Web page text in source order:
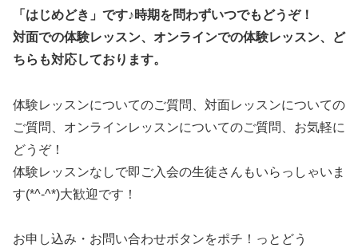
「はじめどき」です♪時期を問わずいつでもどうぞ！
対面での体験レッスン、オンラインでの体験レッスン、ど
ちらも対応しております。
体験レッスンについてのご質問、対面レッスンについての
ご質問、オンラインレッスンについてのご質問、お気軽に
どうぞ！
体験レッスンなしで即ご入会の生徒さんもいらっしゃいま
す(*^-^*)大歓迎です！
お申し込み・お問い合わせボタンをポチ！っとどう